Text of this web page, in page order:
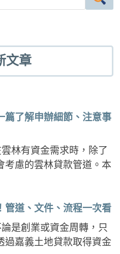
k
文章
篇了解申辦細節、注意事
雲林有資金需求時，除了
考慮的雲林貸款管道。本
管道、文件、流程一次看
論是創業或資金周轉，只
過嘉義土地貸款取得資金